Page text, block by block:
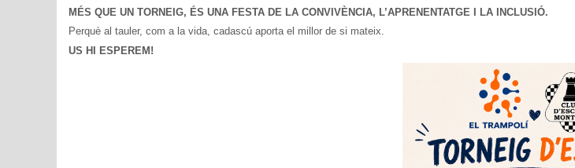
MÉS QUE UN TORNEIG, ÉS UNA FESTA DE LA CONVIVÈNCIA, L’APRENENTATGE I LA INCLUSIÓ.
Perquè al tauler, com a la vida, cadascú aporta el millor de si mateix.
US HI ESPEREM!